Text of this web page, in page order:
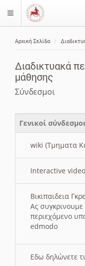
$langMenu
Αρχική Σελίδα
Διαδικτυακά
μάθησης
Σύνδεσμοι
Γενικοί
wiki (Τμηματα
Interactive
Βικιπαιδεια
Ας
περιεχόμενο
edmodo
Εδω δηλώνετε